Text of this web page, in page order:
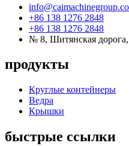
+86 138 1276 2848
+86 138 1276 2848
№ 8, Шитянская
продукты
Круглые контейнеры
Ведра
Крышки
быстрые ссылки